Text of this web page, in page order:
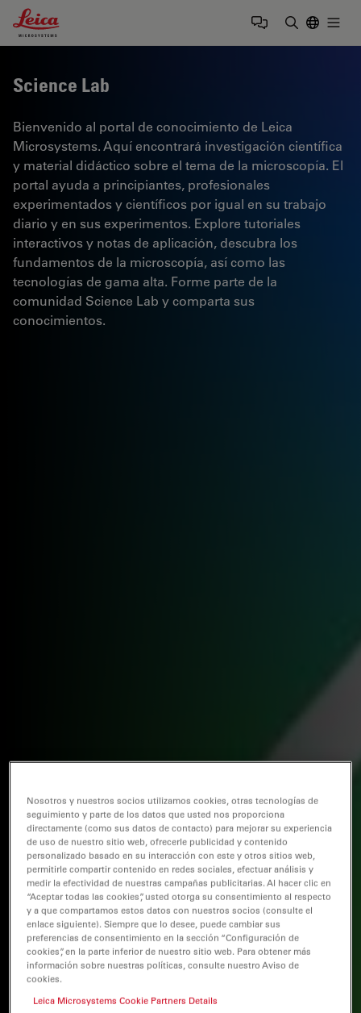
Leica Microsystems Logo
Science Lab
Bienvenido al portal de conocimiento de Leica
Microsystems. Aquí encontrará investigación científica
y material didáctico sobre el tema de la microscopía. El
portal ayuda a principiantes, profesionales
experimentados y científicos por igual en su trabajo
diario y en sus experimentos. Explore tutoriales
interactivos y notas de aplicación, descubra los
fundamentos de la microscopía, así como las
tecnologías de gama alta. Forme parte de la
comunidad Science Lab y comparta sus
conocimientos.
Nosotros y nuestros socios utilizamos cookies, otras tecnologías de
seguimiento y parte de los datos que usted nos proporciona
directamente (como sus datos de contacto) para mejorar su experiencia
de uso de nuestro sitio web, ofrecerle publicidad y contenido
personalizado basado en su interacción con este y otros sitios web,
permitirle compartir contenido en redes sociales, efectuar análisis y
medir la efectividad de nuestras campañas publicitarias. Al hacer clic en
“Aceptar todas las cookies”, usted otorga su consentimiento al respecto
y a que compartamos estos datos con nuestros socios (consulte el
enlace siguiente). Siempre que lo desee, puede cambiar sus
preferencias de consentimiento en la sección “Configuración de
cookies”, en la parte inferior de nuestro sitio web. Para obtener más
información sobre nuestras políticas, consulte nuestro Aviso de
cookies.
Leica Microsystems Cookie Partners Details